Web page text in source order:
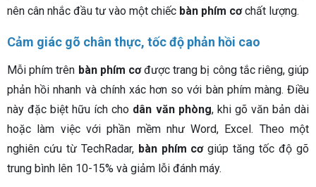
nên cân nhắc đầu tư vào một chiếc bàn phím cơchất lượng.
Cảm giác gõ chân thực, tốc độ phản hồi cao
Mỗi phím trên bàn phím cơđược trang bị công tắc riêng, giúp
phản hồi nhanh và chính xác hơn so với bàn phím màng. Điều
này đặc biệt hữu ích cho dân văn phòng, khi gõ văn bản dài
hoặc làm việc với phần mềm như Word, Excel. Theo một
nghiên cứu từ TechRadar, bàn phím cơgiúp tăng tốc độ gõ
trung bình lên 10-15% và giảm lỗi đánh máy.